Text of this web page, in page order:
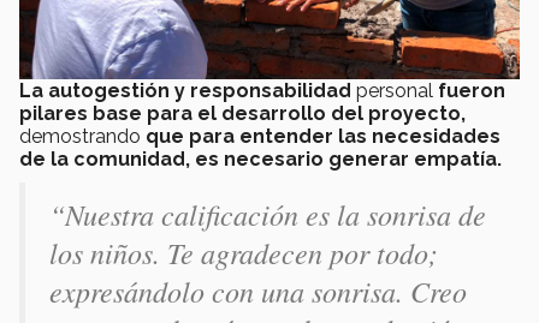
La autogestión y responsabilidad personal fueron
pilares base para el desarrollo del proyecto,
demostrando que para entender las necesidades
de la comunidad, es necesario generar empatía.
“Nuestra calificación es la sonrisa de
los niños. Te agradecen por todo;
expresándolo con una sonrisa. Creo